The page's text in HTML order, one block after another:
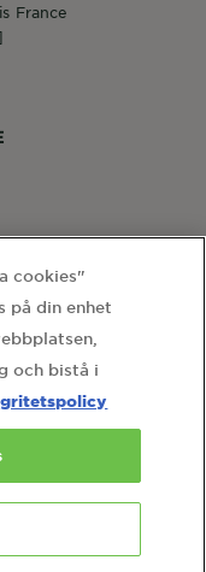
dataskyddsombud
France
cookies"
på din enhet
och bistå i